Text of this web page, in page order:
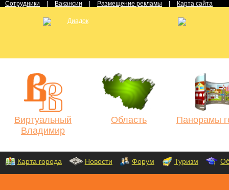
Сотрудники Вакансии Размещение рекламы Карта сайта
Виртуальный
Владимир
Область Панорамы
Карта города Новости Форум Туризм